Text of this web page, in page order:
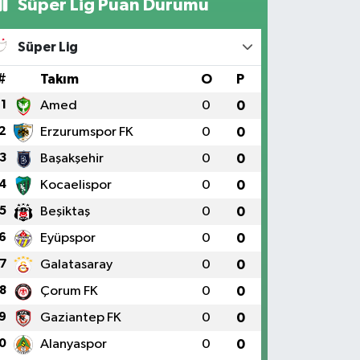
Süper Lig Puan Durumu
Süper Lig
Takım O P
1 Amed 0 0
Erzurumspor FK 0 0
3 Başakşehir 0 0
Kocaelispor 0 0
5 Beşiktaş 0 0
Eyüpspor 0 0
7 Galatasaray 0 0
8 Çorum FK 0 0
Gaziantep FK 0 0
Alanyaspor 0 0